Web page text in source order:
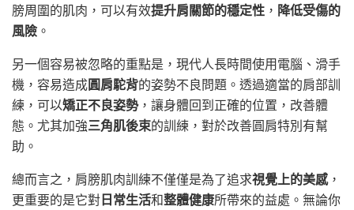
膀周圍的肌肉，可以有效提升肩關節的穩定性 ， 降低受傷的
風險 。
另一個容易被忽略的重點是，現代人長時間使用電腦、滑手
機，容易造成圓肩駝背的姿勢不良問題。透過適當的肩部訓
練，可以矯正不良姿勢，讓身體回到正確的位置，改善體
態。尤其加強三角肌後束的訓練，對於改善圓肩特別有幫
助。
總而言之，肩膀肌肉訓練不僅僅是為了追求視覺上的美感，
更重要的是它對日常生活和整體健康所帶來的益處。無論你